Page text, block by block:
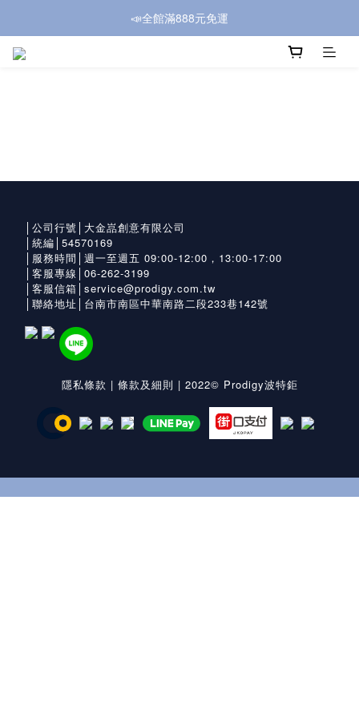
📣全館滿888元免運
│公司行號│大金嵓創意有限公司
│統編│54570169
│服務時間│週一至週五 09:00-12:00，13:00-17:00
│客服專線│06-262-3199
│客服信箱│service@prodigy.com.tw
│聯絡地址│台南市南區中華南路二段233巷142號
隱私條款 | 條款及細則 | 2022© Prodigy波特鉅